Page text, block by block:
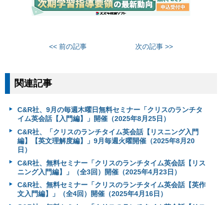
<< 前の記事 次の記事 >>
関連記事
C&R社、9月の毎週木曜日無料セミナー「クリスのランチタ
イム英会話【入門編】」開催（2025年8月25日）
C&R社、「クリスのランチタイム英会話【リスニング入門
編】【英文理解度編】」9月毎週火曜開催（2025年8月20
日）
C&R社、無料セミナー「クリスのランチタイム英会話【リス
ニング入門編】」（全3回）開催（2025年4月23日）
C&R社、無料セミナー「クリスのランチタイム英会話【英作
文入門編】」（全4回）開催（2025年4月16日）